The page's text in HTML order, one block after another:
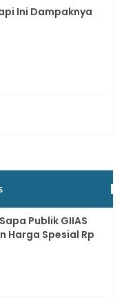
Ini Dampaknya
Publik GIIAS
Harga Spesial Rp